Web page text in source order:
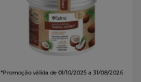
*Promoção válida de 01/10/2025 a 31/08/2026